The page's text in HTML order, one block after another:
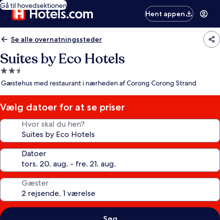
Gå til hovedsektionen
Hent appen
Se alle overnatningssteder
Suites by Eco Hotels
2.5-
stjernet
Gæstehus med restaurant i nærheden af Corong Corong Strand
Vælg datoer for at se priser
Hvor skal du hen?
Datoer
Gæster